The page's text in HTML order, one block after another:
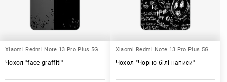
Xiaomi Redmi Note 13 Pro Plus 5G
Чохол "face graffiti"
Xiaomi Redmi Note 13 Pro Plus 5G
Чохол "Чорно-білі написи"